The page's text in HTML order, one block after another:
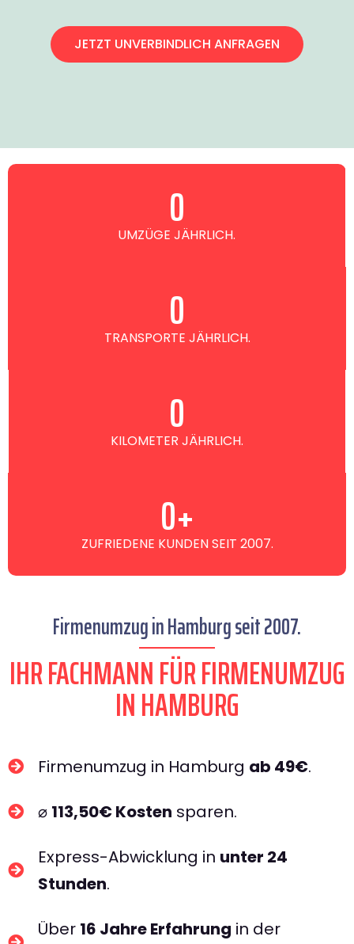
JETZT UNVERBINDLICH ANFRAGEN
UMZÜGE JÄHRLICH.
0
TRANSPORTE JÄHRLICH.
0
KILOMETER JÄHRLICH.
0
ZUFRIEDENE KUNDEN SEIT 2007.
0+
Firmenumzug in Hamburg seit 2007.
IHR FACHMANN FÜR FIRMENUMZUG
IN HAMBURG​
Firmenumzug in Hamburg ab 49€.
⌀ 113,50€ Kosten sparen.
Express-Abwicklung in unter 24
Stunden.
Über 16 Jahre Erfahrung in der